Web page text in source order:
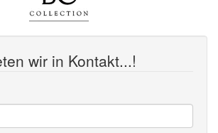
wir in Kontakt...!